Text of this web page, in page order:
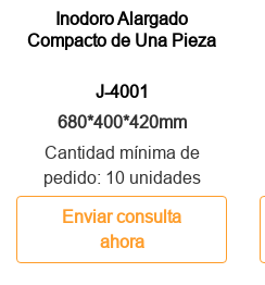
Inodoro Alargado
Compacto de Una Pieza
J-4001
680*400*420mm
Cantidad mínima de
pedido: 10 unidades
Enviar consulta
ahora